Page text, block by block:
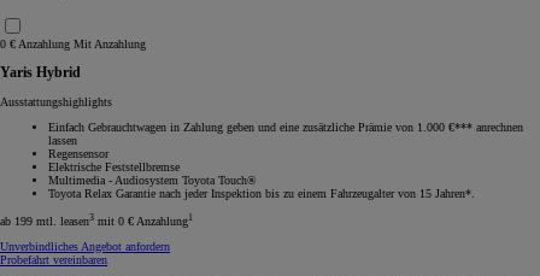
0 € Anzahlung Mit Anzahlung
Yaris Hybrid
Ausstattungshighlights
Einfach Gebrauchtwagen in Zahlung geben und eine zusätzliche Prämie von 1.000 €*** anrechnen
lassen
Regensensor
Elektrische Feststellbremse
Multimedia - Audiosystem Toyota Touch®
Toyota Relax Garantie nach jeder Inspektion bis zu einem Fahrzeugalter von 15 Jahren*.
ab 199 mtl. leasen3 mit 0 € Anzahlung1
Unverbindliches Angebot anfordern
Probefahrt vereinbaren